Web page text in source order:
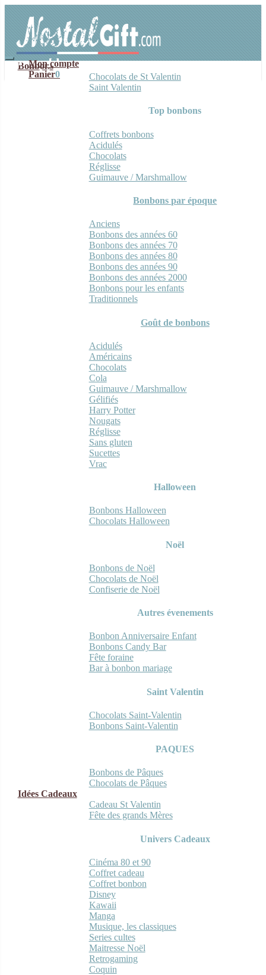
navigation
contenu
Mon compte
Panier0
Bonbons
Chocolats de St Valentin
Saint Valentin
Top bonbons
Coffrets bonbons
Acidulés
Chocolats
Réglisse
Guimauve / Marshmallow
Bonbons par époque
Anciens
Bonbons des années 60
Bonbons des années 70
Bonbons des années 80
Bonbons des années 90
Bonbons des années 2000
Bonbons pour les enfants
Traditionnels
Goût de bonbons
Acidulés
Américains
Chocolats
Cola
Guimauve / Marshmallow
Gélifiés
Harry Potter
Nougats
Réglisse
Sans gluten
Sucettes
Vrac
Halloween
Bonbons Halloween
Chocolats Halloween
Noël
Bonbons de Noël
Chocolats de Noël
Confiserie de Noël
Autres évenements
Bonbon Anniversaire Enfant
Bonbons Candy Bar
Fête foraine
Bar à bonbon mariage
Saint Valentin
Chocolats Saint-Valentin
Bonbons Saint-Valentin
PAQUES
Bonbons de Pâques
Chocolats de Pâques
Idées Cadeaux
Cadeau St Valentin
Fête des grands Mères
Univers Cadeaux
Cinéma 80 et 90
Coffret cadeau
Coffret bonbon
Disney
Kawaii
Manga
Musique, les classiques
Series cultes
Maitresse Noël
Retrogaming
Coquin